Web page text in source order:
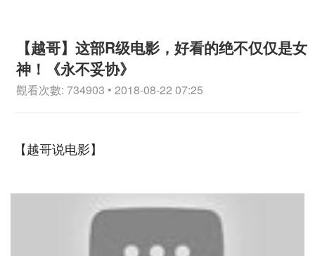
【越哥】这部R级电影，好看的绝不仅仅是女
神！《永不妥协》
觀看次數: 734903 • 2018-08-22 07:25
【越哥说电影】